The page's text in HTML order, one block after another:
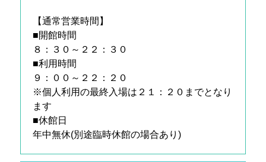
【通常営業時間】
■開館時間
８：３０～２２：３０
■利用時間
９：００～２２：２０
※個人利用の最終入場は２１：２０までとなり
ます
■休館日
年中無休(別途臨時休館の場合あり)